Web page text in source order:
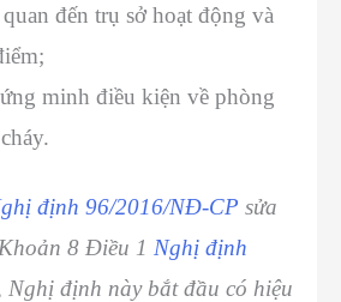
đến trụ sở hoạt động và
minh điều kiện về phòng
định 96/2016/NĐ-CP sửa
8 Điều 1 Nghị định
Nghị định này bắt đầu có hiệu